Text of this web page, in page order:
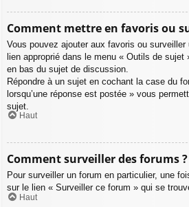
Comment mettre en favoris ou
Vous pouvez ajouter aux favoris ou
lien approprié dans le menu « Outils de
en bas du sujet de discussion.
Répondre à un sujet en cochant la case du
lorsqu’une réponse est postée » vous
sujet.
Haut
Comment surveiller des forums ?
Pour surveiller un forum en particulier, une
sur le lien « Surveiller ce forum » qui se
Haut